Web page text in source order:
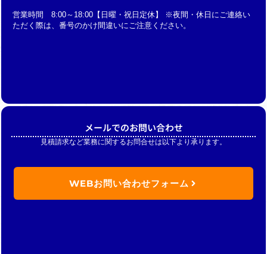
営業時間 8:00～18:00【日曜・祝日定休】 ※夜間・休日にご連絡い
ただく際は、番号のかけ間違いにご注意ください。
メールでのお問い合わせ
見積請求など業務に関するお問合せは以下より承ります。
WEBお問い合わせフォーム